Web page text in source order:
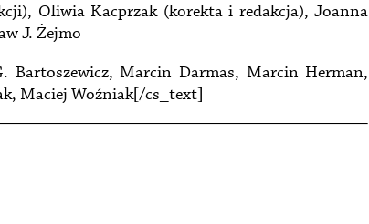
Oliwia Kacprzak (korekta i redakcja), Joanna
J. Żejmo
Bartoszewicz, Marcin Darmas, Marcin Herman,
Maciej Woźniak[/cs_text]